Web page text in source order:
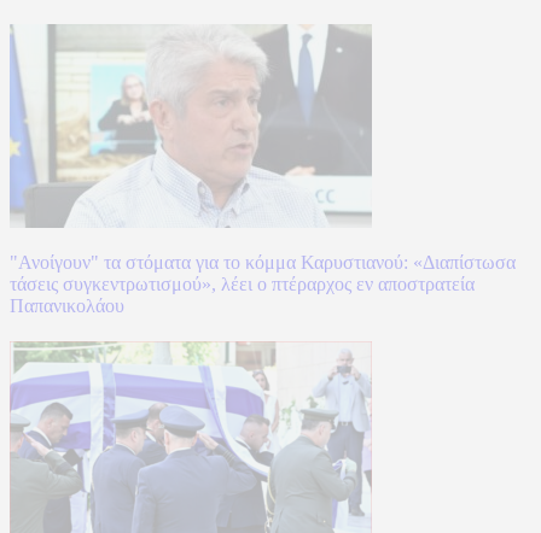
"Ανοίγουν" τα στόματα για το κόμμα Καρυστιανού: «Διαπίστωσα
τάσεις συγκεντρωτισμού», λέει ο πτέραρχος εν αποστρατεία
Παπανικολάου